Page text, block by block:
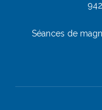
Séances de